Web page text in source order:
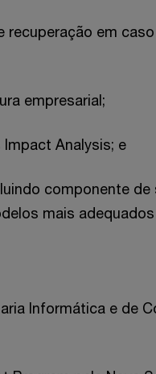
recuperação em
empresarial;
Analysis; e
componente de
mais
Informática e de